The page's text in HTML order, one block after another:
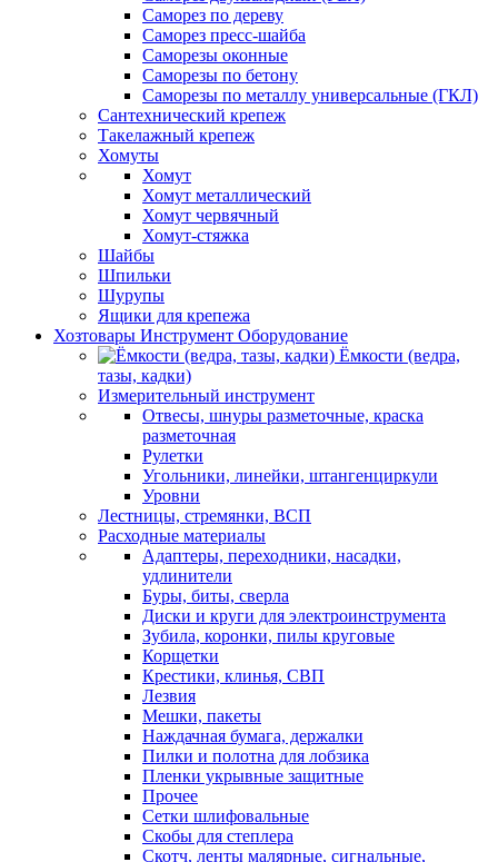
Саморез по дереву
Саморез пресс-шайба
Саморезы оконные
Саморезы по бетону
Саморезы по металлу универсальные (ГКЛ)
Сантехнический крепеж
Такелажный крепеж
Хомуты
Хомут
Хомут металлический
Хомут червячный
Хомут-стяжка
Шайбы
Шпильки
Шурупы
Ящики для крепежа
Хозтовары Инструмент Оборудование
Ёмкости (ведра,
тазы, кадки)
Измерительный инструмент
Отвесы, шнуры разметочные, краска
разметочная
Рулетки
Угольники, линейки, штангенциркули
Уровни
Лестницы, стремянки, ВСП
Расходные материалы
Адаптеры, переходники, насадки,
удлинители
Буры, биты, сверла
Диски и круги для электроинструмента
Зубила, коронки, пилы круговые
Корщетки
Крестики, клинья, СВП
Лезвия
Мешки, пакеты
Наждачная бумага, держалки
Пилки и полотна для лобзика
Пленки укрывные защитные
Прочее
Сетки шлифовальные
Скобы для степлера
Скотч, ленты малярные, сигнальные,